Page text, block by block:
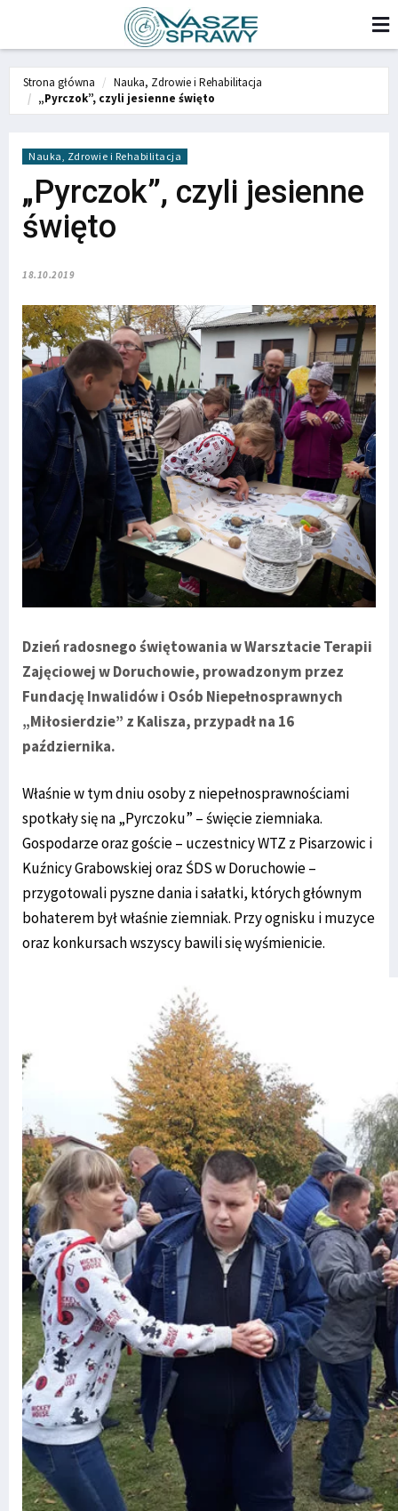
Strona główna
Nauka, Zdrowie i Rehabilitacja
„Pyrczok”, czyli jesienne święto
Nauka, Zdrowie i Rehabilitacja
„Pyrczok”, czyli jesienne
święto
18.10.2019
Dzień radosnego świętowania w Warsztacie Terapii
Zajęciowej w Doruchowie, prowadzonym przez
Fundację Inwalidów i Osób Niepełnosprawnych
„Miłosierdzie” z Kalisza, przypadł na 16
października.
Właśnie w tym dniu osoby z niepełnosprawnościami
spotkały się na „Pyrczoku” – święcie ziemniaka.
Gospodarze oraz goście – uczestnicy WTZ z Pisarzowic i
Kuźnicy Grabowskiej oraz ŚDS w Doruchowie –
przygotowali pyszne dania i sałatki, których głównym
bohaterem był właśnie ziemniak. Przy ognisku i muzyce
oraz konkursach wszyscy bawili się wyśmienicie.